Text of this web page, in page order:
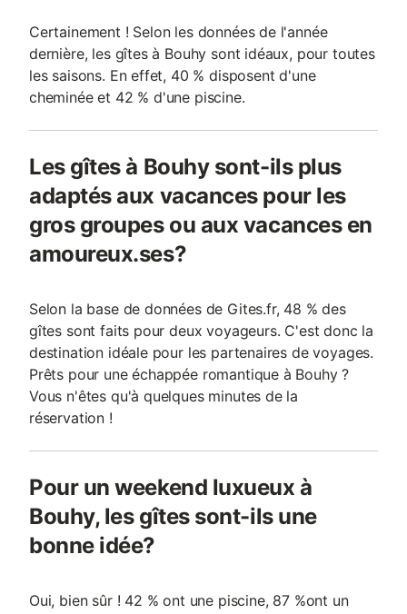
Certainement ! Selon les données de l'année
dernière, les gîtes à Bouhy sont idéaux, pour toutes
les saisons. En effet, 40 % disposent d'une
cheminée et 42 % d'une piscine.
Les gîtes à Bouhy sont-ils plus
adaptés aux vacances pour les
gros groupes ou aux vacances en
amoureux.ses?
Selon la base de données de Gites.fr, 48 % des
gîtes sont faits pour deux voyageurs. C'est donc la
destination idéale pour les partenaires de voyages.
Prêts pour une échappée romantique à Bouhy ?
Vous n'êtes qu'à quelques minutes de la
réservation !
Pour un weekend luxueux à
Bouhy, les gîtes sont-ils une
bonne idée?
Oui, bien sûr ! 42 % ont une piscine, 87 %ont un